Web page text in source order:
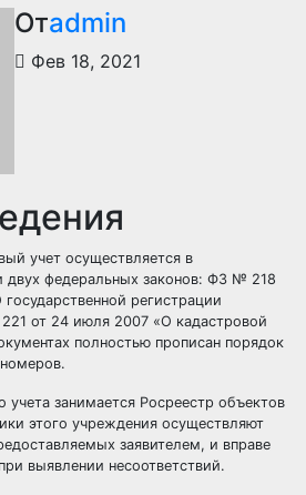
Отadmin
Фев 18, 2021
учет осуществляется в
двух федеральных законов: ФЗ № 218
регистрации
от 24 июля 2007 «О кадастровой
полностью прописан порядок
учета занимается Росреестр объектов
этого учреждения осуществляют
заявителем, и вправе
выявлении несоответствий.